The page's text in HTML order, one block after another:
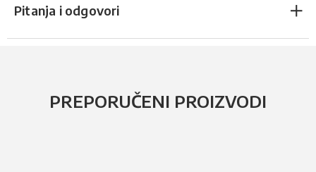
Pitanja i odgovori
PREPORUČENI PROIZVODI